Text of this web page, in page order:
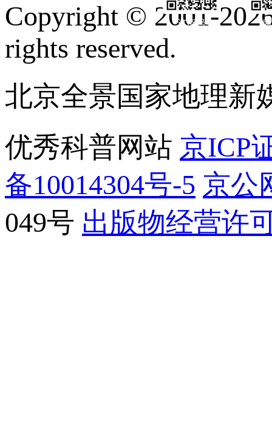
订阅号
Copyright © 2001-
rights reserved.
北京全景国家地理新
优秀科普网站 京ICP
备10014304号-5 京公
049号 出版物经营许